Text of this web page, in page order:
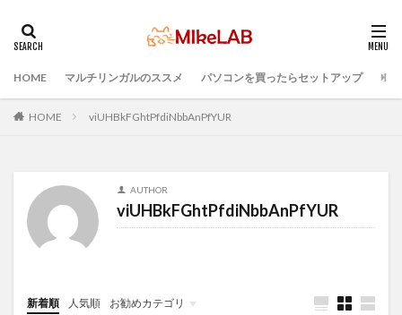
HOME マルチリンガルのススメ パソコンを買ったらセットアップ プ
HOME viUHBkFGhtPfdiNbbAnPfYUR
AUTHOR
viUHBkFGhtPfdiNbbAnPfYUR
新着順 人気順 お勧めカテゴリ
タグ
マルチリンガル
プログラミング言語
セキュリティ対策ソフト
PCセットアップ